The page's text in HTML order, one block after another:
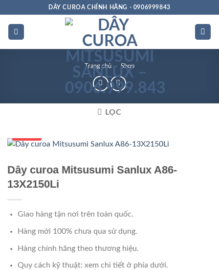
dung
DÂY CUROA CHÍNH HÃNG - 0906999843
Trang chủ » Shop
LỌC
Dây curoa Mitsusumi Sanlux A86-
13X2150Li
Giao hàng tận nơi trên toàn quốc.
Hàng mới 100% chưa qua sử dụng.
Hàng chính hãng theo thương hiệu.
Quy cách kỹ thuật: xem chi tiết ở phía dưới.